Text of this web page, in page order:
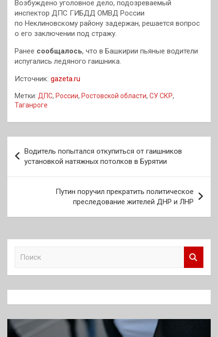
Возбуждено уголовное дело, подозреваемый
инспектор ДПС ГИБДД ОМВД России
по Неклиновскому району задержан, решается вопрос
о его заключении под стражу.
Ранее сообщалось, что в Башкирии пьяные водители
испугались ледяного гаишника.
Источник: gazeta.ru
Метки: ДПС, России, Ростовской области, СУ СКР,
Таганроге
по
записям
Водитель попытался откупиться от гаишников
установкой натяжных потолков в Бурятии
Путин поручил прекратить политическое
преследование жителей ДНР и ЛНР
к